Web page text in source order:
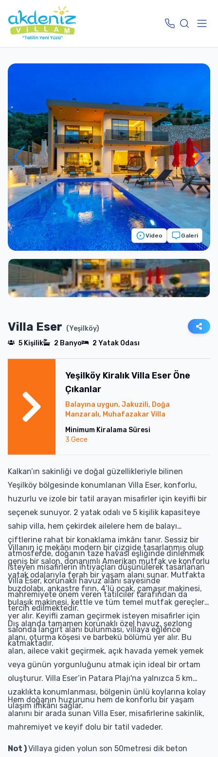
Video Galeri
Villa Eser (Yeşilköy)
5 Kişilik 2 Banyo 2 Yatak Odası
YeşilköyKiralıkVilla EserÖne
Çıkanlar
Balayına uygun, Jakuzili, Doğa
Manzaralı, Muhafazakar Villa
Minimum Kiralama Süresi
3 Gece
Kalkan’ın sakinliği ve doğal güzellikleriyle bilinen
Yeşilköy bölgesinde konumlanan Villa Eser, konforlu,
huzurlu ve izole bir tatil arayan misafirler için keyifli bir
seçenek sunuyor. 2 yatak odalı ve 5 kişilik kapasiteye
sahip villa, hem çekirdek ailelere hem de balayı
çiftlerine rahat bir konaklama imkânı tanır. Sessiz bir
atmosferde, doğanın taze havası eşliğinde dinlenmek
isteyen misafirlerin ihtiyaçları düşünülerek tasarlanan
Villa Eser, korunaklı havuz alanı sayesinde
mahremiyete önem veren tatilciler tarafından da
tercih edilmektedir.
Villanın iç mekânı modern bir çizgide tasarlanmış olup
geniş bir salon, donanımlı Amerikan mutfak ve konforlu
yatak odalarıyla ferah bir yaşam alanı sunar. Mutfakta
buzdolabı, ankastre fırın, 4’lü ocak, çamaşır makinesi,
bulaşık makinesi, kettle ve tüm temel mutfak gereçleri
yer alır. Keyifli zaman geçirmek isteyen misafirler için
salonda langırt alanı bulunması, villaya eğlence
katmaktadır.
Dış alanda tamamen korunaklı özel havuz, şezlong
alanı, oturma köşesi ve barbekü bölümü yer alır. Bu
alan, ailece vakit geçirmek, açık havada yemek yemek
veya günün yorgunluğunu atmak için ideal bir ortam
oluşturur. Villa Eser’in Patara Plajı'na yalnızca 5 km
uzaklıkta konumlanması, bölgenin ünlü koylarına kolay
ulaşım imkânı sağlar.
Hem doğanın huzurunu hem de konforlu bir yaşam
alanını bir arada sunan Villa Eser, misafirlerine sakinlik,
mahremiyet ve keyif dolu bir tatil vadeder.
Not )Villaya giden yolun son 50metresi dik beton